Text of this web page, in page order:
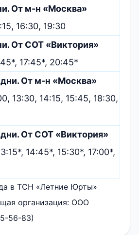
От м-н «Москва»
16:30, 19:30
От СОТ «Виктория»
17:45*, 20:45*
От м-н «Москва»
13:30, 14:15, 15:45, 18:30,
От СОТ «Виктория»
14:45*, 15:30*, 17:00*,
в ТСН «Летние Юрты»
организация: ООО
56-83)